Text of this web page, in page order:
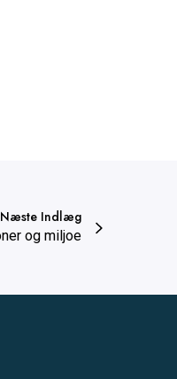
Næste Indlæg
og miljoe